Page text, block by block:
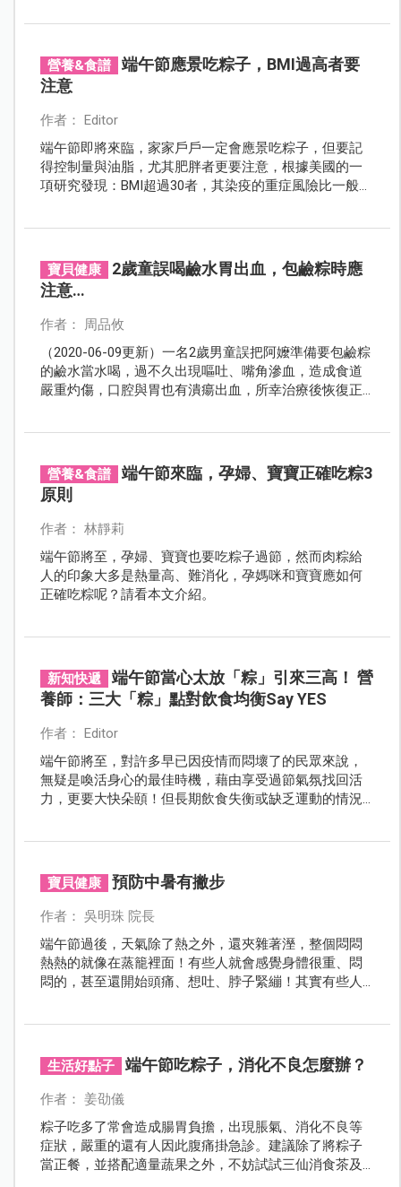
營養&食譜
端午節應景吃粽子，BMI過高者要
注意
作者： Editor
端午節即將來臨，家家戶戶一定會應景吃粽子，但要記
得控制量與油脂，尤其肥胖者更要注意，根據美國的一
項研究發現：BMI超過30者，其染疫的重症風險比一般人
寶貝健康
2歲童誤喝鹼水胃出血，包鹼粽時應
注意…
作者： 周品攸
（2020-06-09更新）一名2歲男童誤把阿嬤準備要包鹼粽
的鹼水當水喝，過不久出現嘔吐、嘴角滲血，造成食道
嚴重灼傷，口腔與胃也有潰瘍出血，所幸治療後恢復正
營養&食譜
端午節來臨，孕婦、寶寶正確吃粽3
原則
作者： 林靜莉
端午節將至，孕婦、寶寶也要吃粽子過節，然而肉粽給
人的印象大多是熱量高、難消化，孕媽咪和寶寶應如何
正確吃粽呢？請看本文介紹。
新知快遞
端午節當心太放「粽」引來三高！ 營
養師：三大「粽」點對飲食均衡Say YES
作者： Editor
端午節將至，對許多早已因疫情而悶壞了的民眾來說，
無疑是喚活身心的最佳時機，藉由享受過節氣氛找回活
力，更要大快朵頤！但長期飲食失衡或缺乏運動的情況
220，甚至引發心血管疾病，導致無法呼吸而緊急送醫，
因此呼籲三高患者更應好好注意飲食搭配，也同步分享
三大「粽」點，包含細嚼慢嚥、補充水份，以及搭配高
食無負擔。
寶貝健康 預防中暑有撇步
作者： 吳明珠 院長
端午節過後，天氣除了熱之外，還夾雜著溼，整個悶悶
熱熱的就像在蒸籠裡面！有些人就會感覺身體很重、悶
悶的，甚至還開始頭痛、想吐、脖子緊繃！其實有些人
生活好點子 端午節吃粽子，消化不良怎麼辦？
作者： 姜劭儀
粽子吃多了常會造成腸胃負擔，出現脹氣、消化不良等
症狀，嚴重的還有人因此腹痛掛急診。建議除了將粽子
當正餐，並搭配適量蔬果之外，不妨試試三仙消食茶及